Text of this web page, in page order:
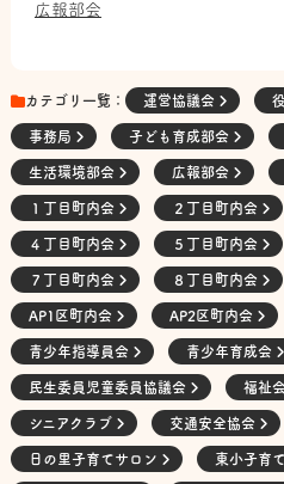
広報部会
カテゴリ一覧： 運営協議会
事務局 子ども育成部会
生活環境部会 広報部会
１丁目町内会 ２丁目町内会
４丁目町内会 ５丁目町内会
７丁目町内会 ８丁目町内会
AP1区町内会 AP2区町内会
青少年指導員会 青少年育成会
民生委員児童委員協議会 福祉会
シニアクラブ 交通安全協会
日の里子育てサロン 東小子育